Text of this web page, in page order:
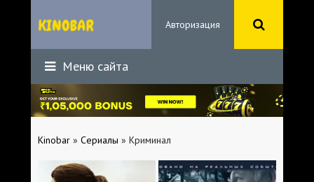
Авторизация
Меню сайта
Kinobar » Сериалы » Криминал